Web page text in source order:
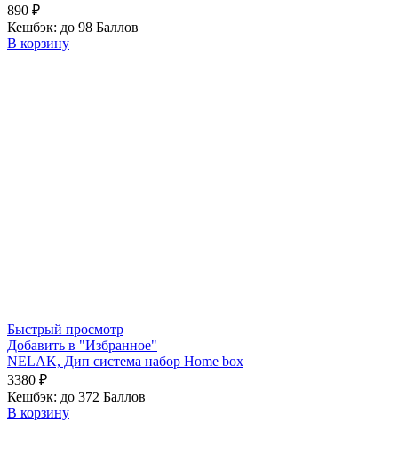
890 ₽
Кешбэк: до 98 Баллов
В корзину
Быстрый просмотр
Добавить в "Избранное"
NELAK, Дип система набор Home box
3380 ₽
Кешбэк: до 372 Баллов
В корзину